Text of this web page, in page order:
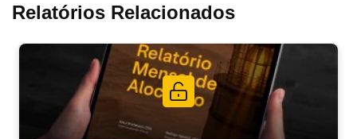
Relatórios Relacionados